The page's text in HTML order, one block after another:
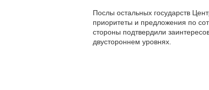
Послы остальных государств
приоритеты и предложения по
стороны подтвердили
двустороннем уровнях.